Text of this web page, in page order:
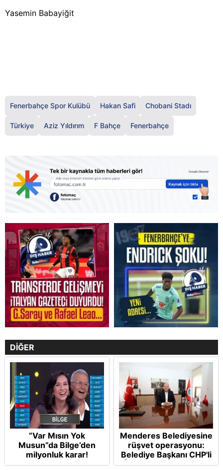
Yasemin Babayiğit
Fenerbahçe Spor Kulübü Hakan Safi Chobani Stadı
Türkiye Aziz Yıldırım F Bahçe Fenerbahçe
DİĞER
“Var Mısın Yok
Musun”da Bilge’den
milyonluk karar!
Menderes Belediyesine
rüşvet operasyonu:
Belediye Başkanı CHP'li
İlkay Çiçek tutuklandı